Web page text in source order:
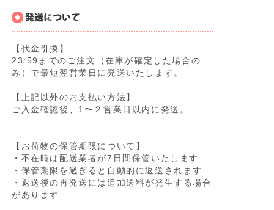
【代金引換】
23:59までのご注文（在庫が確定した場合の
み）で最短翌営業日に発送いたします。
【上記以外のお支払い方法】
ご入金確認後、1〜２営業日以内に発送。
【お荷物の保管期限について】
・不在時は配送業者が7日間保管いたします
・保管期限を過ぎると自動的に返送されます
・返送後の再発送には追加送料が発生する場合
があります